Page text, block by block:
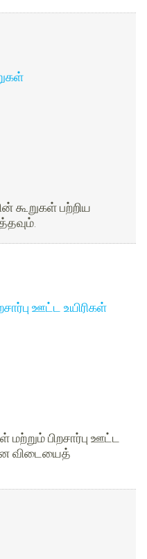
கூறுகள் பற்றிய
ஊட்ட உயிரிகள்
பிறசார்பு ஊட்ட
விடையைத்